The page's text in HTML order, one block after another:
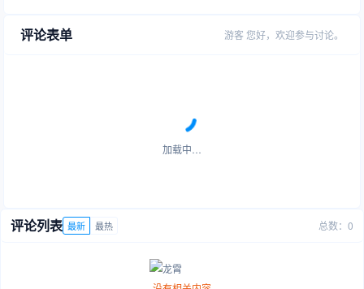
评论表单 游客 您好，欢迎参与讨论。
加载中…
评论列表 最新 最热 总数：0